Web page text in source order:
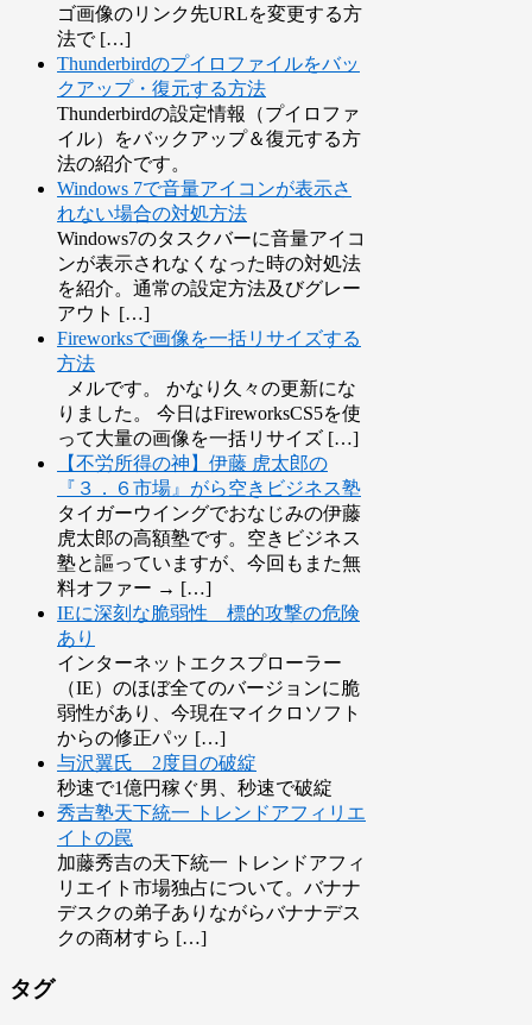
ゴ画像のリンク先URLを変更する方
法で […]
Thunderbirdのプイロファイルをバッ
クアップ・復元する方法
Thunderbirdの設定情報（プイロファ
イル）をバックアップ＆復元する方
法の紹介です。
Windows 7で音量アイコンが表示さ
れない場合の対処方法
Windows7のタスクバーに音量アイコ
ンが表示されなくなった時の対処法
を紹介。通常の設定方法及びグレー
アウト […]
Fireworksで画像を一括リサイズする
方法
メルです。 かなり久々の更新にな
りました。 今日はFireworksCS5を使
って大量の画像を一括リサイズ […]
【不労所得の神】伊藤 虎太郎の
『３．６市場』がら空きビジネス塾
タイガーウイングでおなじみの伊藤
虎太郎の高額塾です。空きビジネス
塾と謳っていますが、今回もまた無
料オファー → […]
IEに深刻な脆弱性 標的攻撃の危険
あり
インターネットエクスプローラー
（IE）のほぼ全てのバージョンに脆
弱性があり、今現在マイクロソフト
からの修正パッ […]
与沢翼氏 2度目の破綻
秒速で1億円稼ぐ男、秒速で破綻
秀吉塾天下統一 トレンドアフィリエ
イトの罠
加藤秀吉の天下統一 トレンドアフィ
リエイト市場独占について。バナナ
デスクの弟子ありながらバナナデス
クの商材すら […]
タグ